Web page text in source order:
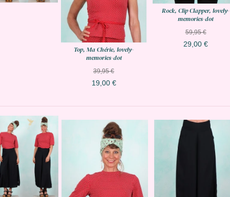
Top, Ma Chérie, lovely-
memories-dot
39,95 €
19,00 €
Rock, Clip Clapper, lovely-
memories-dot
59,95 €
29,00 €